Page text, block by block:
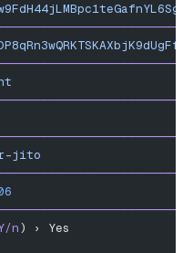
jito
n) › Yes